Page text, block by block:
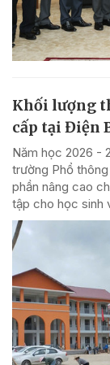
Khối lượng
cấp tại Điện
Năm học 2026 -
trường Phổ
phần nâng cao
tập cho học sinh